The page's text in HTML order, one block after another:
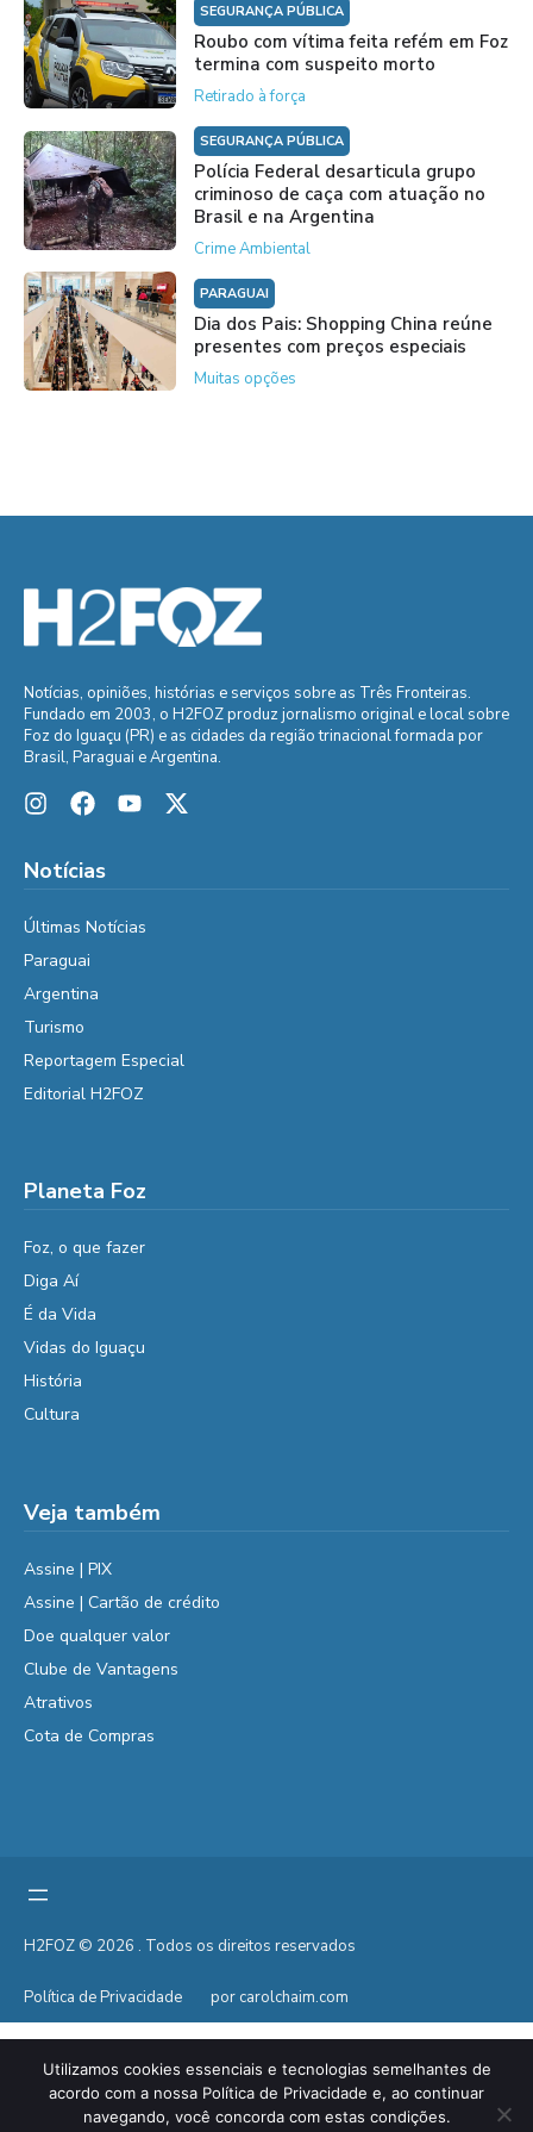
SEGURANÇA PÚBLICA
Roubo com vítima feita refém em Foz
termina com suspeito morto
Retirado à força
SEGURANÇA PÚBLICA
Polícia Federal desarticula grupo
criminoso de caça com atuação no
Brasil e na Argentina
Crime Ambiental
PARAGUAI
Dia dos Pais: Shopping China reúne
presentes com preços especiais
Muitas opções
Notícias, opiniões, histórias e serviços sobre as Três Fronteiras.
Fundado em 2003, o H2FOZ produz jornalismo original e local sobre
Foz do Iguaçu (PR) e as cidades da região trinacional formada por
Brasil, Paraguai e Argentina.
Notícias
Últimas Notícias
Paraguai
Argentina
Turismo
Reportagem Especial
Editorial H2FOZ
Planeta Foz
Foz, o que fazer
Diga Aí
É da Vida
Vidas do Iguaçu
História
Cultura
Veja também
Assine | PIX
Assine | Cartão de crédito
Doe qualquer valor
Clube de Vantagens
Atrativos
Cota de Compras
H2FOZ © 2026 . Todos os direitos reservados
Política de Privacidade por carolchaim.com
Utilizamos cookies essenciais e tecnologias semelhantes de
acordo com a nossa Política de Privacidade e, ao continuar
navegando, você concorda com estas condições.